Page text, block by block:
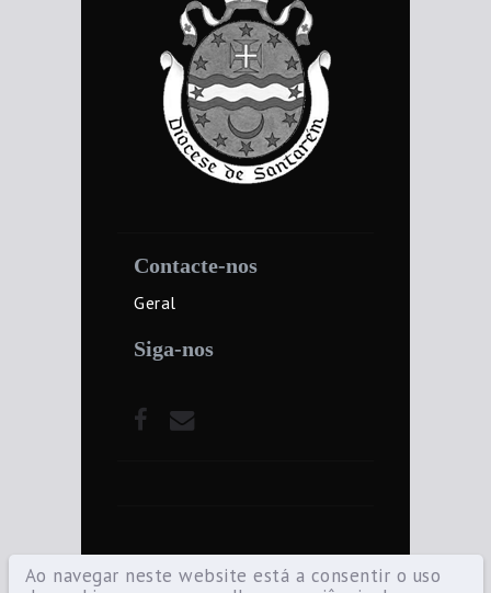
Ao navegar neste website está a consentir o uso
Contacte-nos
Geral
Siga-nos